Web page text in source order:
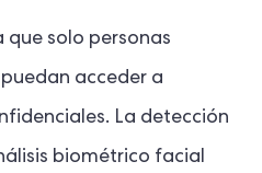
que solo personas
acceder a
La detección
biométrico facial